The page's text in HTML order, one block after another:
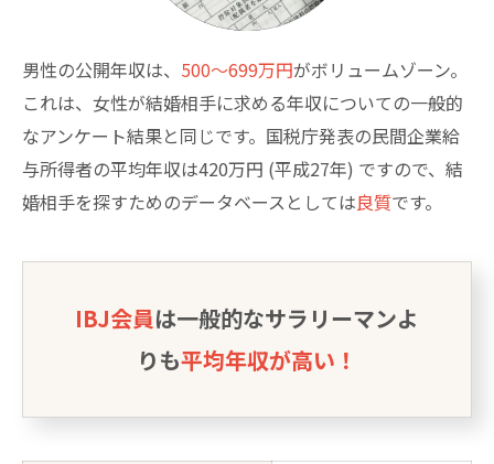
男性の公開年収は、 500～699万円がボリュームゾーン。
これは、女性が結婚相手に求める年収についての一般的
なアンケート結果と同じです。国税庁発表の民間企業給
与所得者の平均年収は420万円 (平成27年) ですので、結
婚相手を探すためのデータベースとしては良質です。
IBJ会員は一般的なサラリーマンよ
りも平均年収が高い！